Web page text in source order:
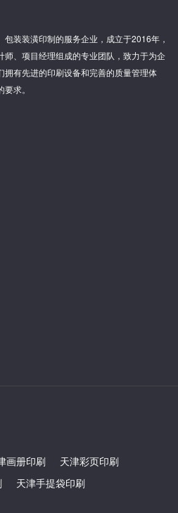
装装潢印制的服务企业，成立于2016年，
、项目经理组成的专业团队，致力于为企
有先进的印刷设备和完善的质量管理体
求。
画册印刷
天津彩页印刷
天津手提袋印刷